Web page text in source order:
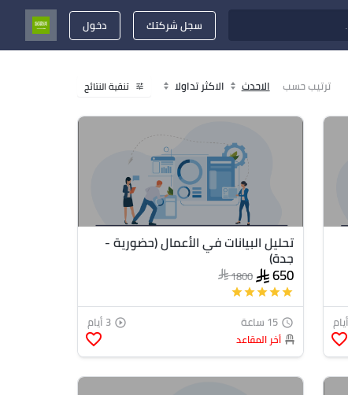
سجل شركتك دخول
ترتيب حسب الاحدث الاكثر تداولا tune تنقية النتائج
favorite_border
تحليل البيانات في الأعمال (حضورية -
جدة)
650
1800
star
star
star
star
star
access_time 15 ساعة play_circle_outline 3 أيام
أخر المقاعد favorite_border